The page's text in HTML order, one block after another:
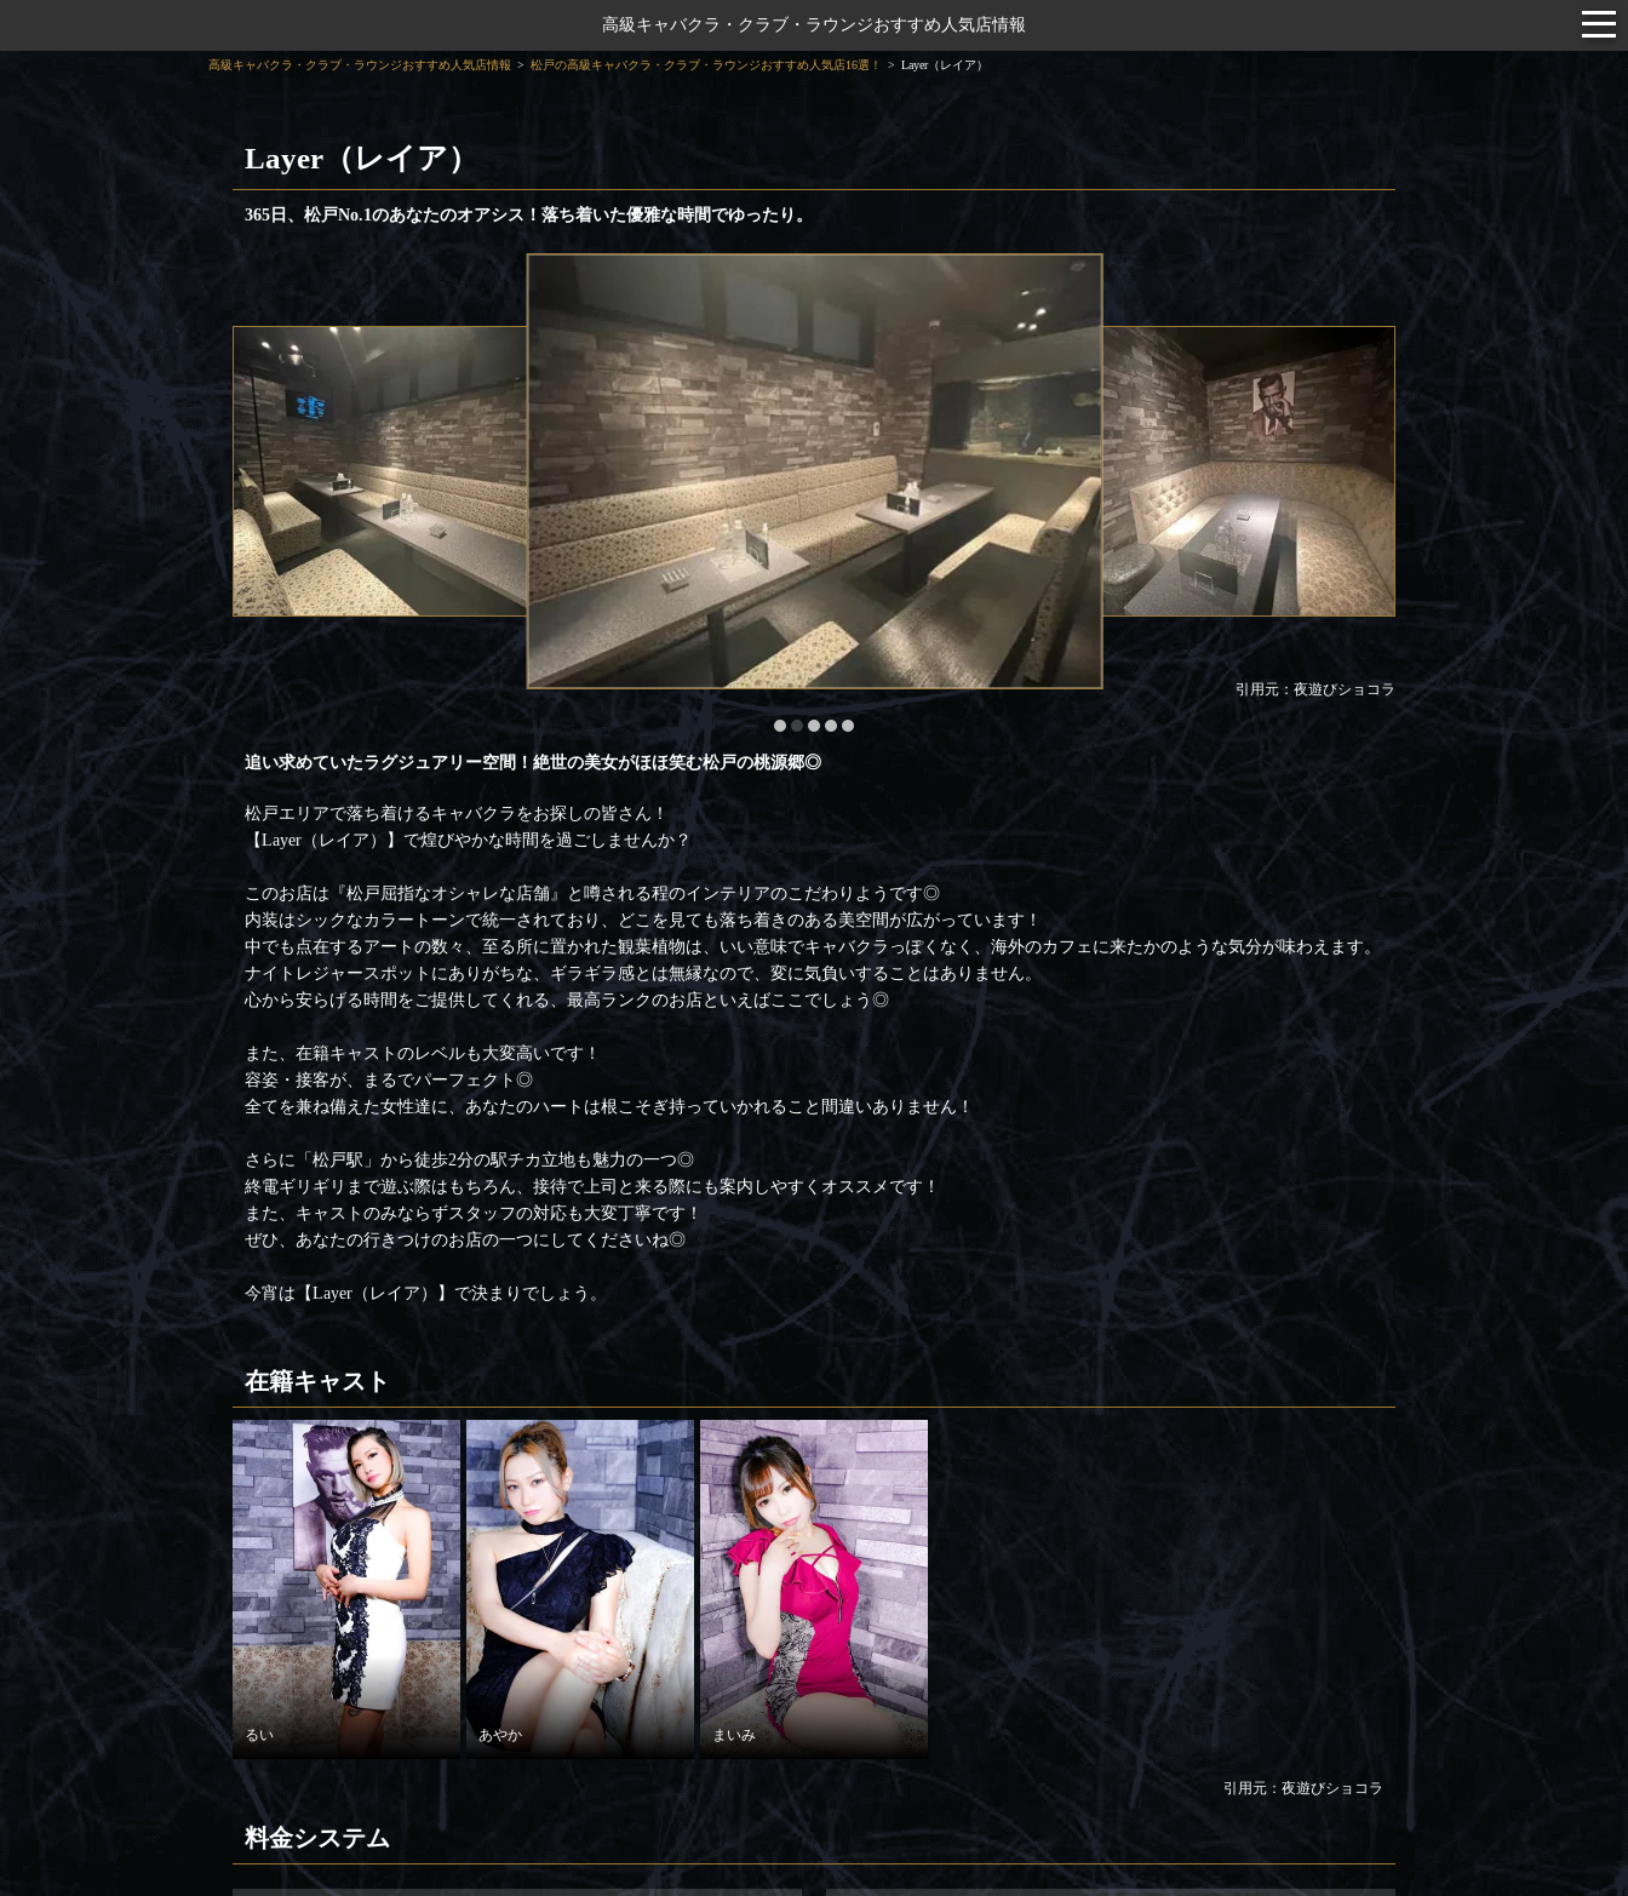
高級キャバクラ・クラブ・ラウンジおすすめ人気店情報
高級キャバクラ・クラブ・ラウンジおすすめ人気店情報 松戸の高級キャバクラ・クラブ・ラウンジおすすめ人気店16選！ Layer（レイア）
Layer（レイア）
365日、松戸No.1のあなたのオアシス！落ち着いた優雅な時間でゆったり。
引用元：夜遊びショコラ
追い求めていたラグジュアリー空間！絶世の美女がほほ笑む松戸の桃源郷◎
松戸エリアで落ち着けるキャバクラをお探しの皆さん！
【Layer（レイア）】で煌びやかな時間を過ごしませんか？
このお店は『松戸屈指なオシャレな店舗』と噂される程のインテリアのこだわりようです◎
内装はシックなカラートーンで統一されており、どこを見ても落ち着きのある美空間が広がっています！
中でも点在するアートの数々、至る所に置かれた観葉植物は、いい意味でキャバクラっぽくなく、海外のカフェに来たかのような気分が味わえます。
ナイトレジャースポットにありがちな、ギラギラ感とは無縁なので、変に気負いすることはありません。
心から安らげる時間をご提供してくれる、最高ランクのお店といえばここでしょう◎
また、在籍キャストのレベルも大変高いです！
容姿・接客が、まるでパーフェクト◎
全てを兼ね備えた女性達に、あなたのハートは根こそぎ持っていかれること間違いありません！
さらに「松戸駅」から徒歩2分の駅チカ立地も魅力の一つ◎
終電ギリギリまで遊ぶ際はもちろん、接待で上司と来る際にも案内しやすくオススメです！
また、キャストのみならずスタッフの対応も大変丁寧です！
ぜひ、あなたの行きつけのお店の一つにしてくださいね◎
今宵は【Layer（レイア）】で決まりでしょう。
在籍キャスト
るい あやか まいみ
引用元：夜遊びショコラ
料金システム